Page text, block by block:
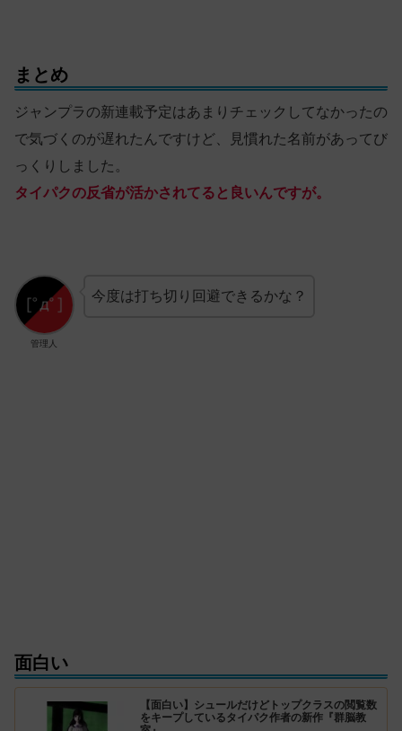
まとめ
ジャンプラの新連載予定はあまりチェックしてなかったの
で気づくのが遅れたんですけど、見慣れた名前があってび
っくりしました。
タイパクの反省が活かされてると良いんですが。
管理人
今度は打ち切り回避できるかな？
面白い
【面白い】シュールだけどトップクラスの閲覧数
をキープしているタイパク作者の新作『群脳教